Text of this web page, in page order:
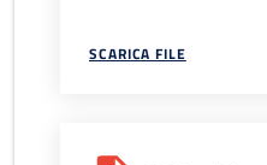
SCARICA FILE